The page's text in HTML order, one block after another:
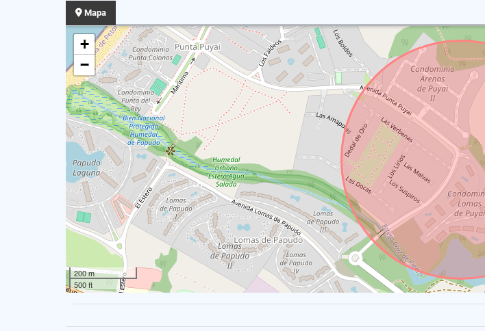
Mapa
+
−
200 m
500 ft